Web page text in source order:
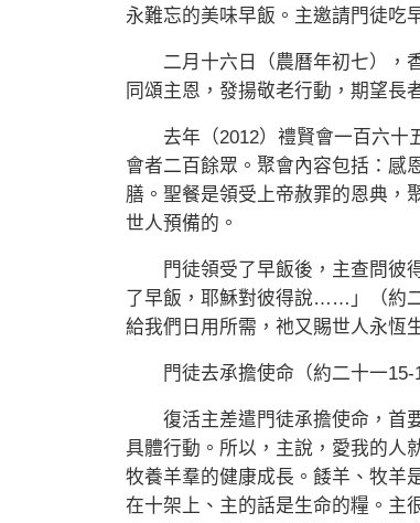
永難忘的美味早飯。主邀請門徒吃
二月十六日（農曆年初七），香
同頌主恩，發揚敬老行動，期望長
去年（2012）禮賢會一百六十
會者二百餘眾。聚會內容包括：感
膳。聖餐是領受上帝赦罪的恩典，
世人預備的。
門徒領受了早飯後，主查問彼得
了早飯，耶穌對彼得說……」（約
給我們日用所需，祂又賜世人永恆
門徒去承擔使命（約二十一15-
復活主差遣門徒承擔使命，首要
具體行動。所以，主說，愛我的人
牧養羊羣的健康成長。餧羊、牧羊
在十架上、主的話是生命的糧。主